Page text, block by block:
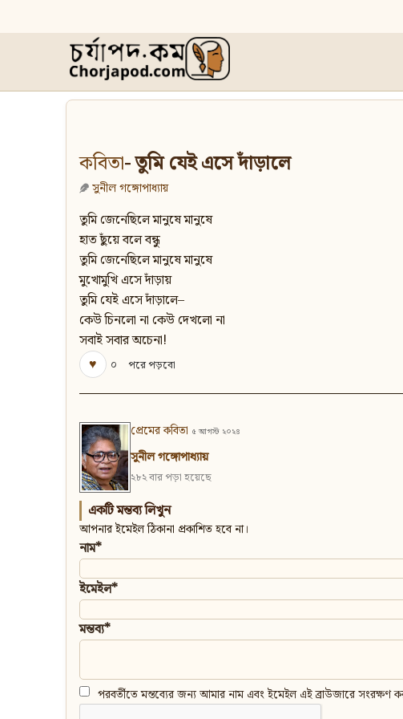
কবিতা- তুমি যেই এসে দাঁড়ালে
সুনীল গঙ্গোপাধ্যায়
তুমি জেনেছিলে মানুষে মানুষে
হাত ছুঁয়ে বলে বন্ধু
তুমি জেনেছিলে মানুষে মানুষে
মুখোমুখি এসে দাঁড়ায়
তুমি যেই এসে দাঁড়ালে–
কেউ চিনলো না কেউ দেখলো না
সবাই সবার অচেনা!
♥
০ পরে পড়বো
প্রেমের কবিতা ৫ আগস্ট ২০২৪
সুনীল গঙ্গোপাধ্যায়
২৮২ বার পড়া হয়েছে
একটি মন্তব্য লিখুন
আপনার ইমেইল ঠিকানা প্রকাশিত হবে না।
নাম*
ইমেইল*
মন্তব্য*
পরবর্তীতে মন্তব্যের জন্য আমার নাম এবং ইমেইল এই ব্রাউজারে সংরক্ষণ